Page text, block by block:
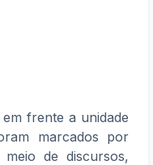
frente a unidade
marcados por
de discursos,